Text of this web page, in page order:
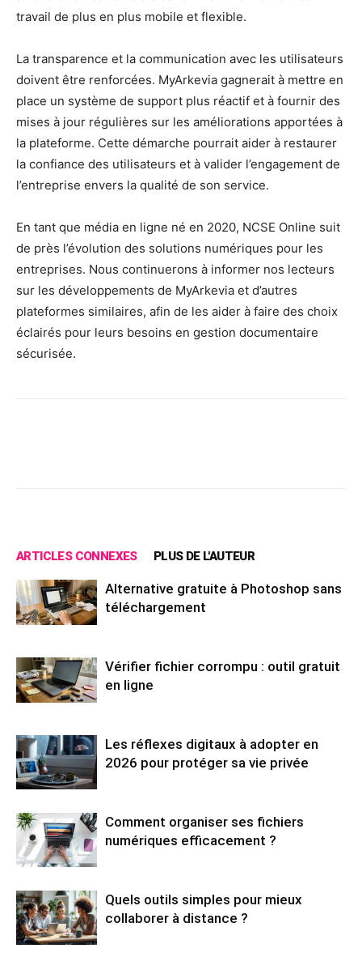
travail de plus en plus mobile et flexible.
La transparence et la communication avec les utilisateurs
doivent être renforcées. MyArkevia gagnerait à mettre en
place un système de support plus réactif et à fournir des
mises à jour régulières sur les améliorations apportées à
la plateforme. Cette démarche pourrait aider à restaurer
la confiance des utilisateurs et à valider l’engagement de
l’entreprise envers la qualité de son service.
En tant que média en ligne né en 2020, NCSE Online suit
de près l’évolution des solutions numériques pour les
entreprises. Nous continuerons à informer nos lecteurs
sur les développements de MyArkevia et d’autres
plateformes similaires, afin de les aider à faire des choix
éclairés pour leurs besoins en gestion documentaire
sécurisée.
ARTICLES CONNEXES PLUS DE L'AUTEUR
Alternative gratuite à Photoshop sans
téléchargement
Vérifier fichier corrompu : outil gratuit
en ligne
Les réflexes digitaux à adopter en
2026 pour protéger sa vie privée
Comment organiser ses fichiers
numériques efficacement ?
Quels outils simples pour mieux
collaborer à distance ?